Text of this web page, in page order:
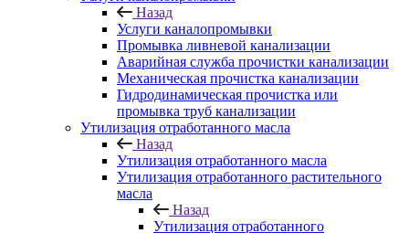
Назад
Услуги каналопромывки
Промывка ливневой канализации
Аварийная служба прочистки канализации
Механическая прочистка канализации
Гидродинамическая прочистка или
промывка труб канализации
Утилизация отработанного масла
Назад
Утилизация отработанного масла
Утилизация отработанного растительного
масла
Назад
Утилизация отработанного